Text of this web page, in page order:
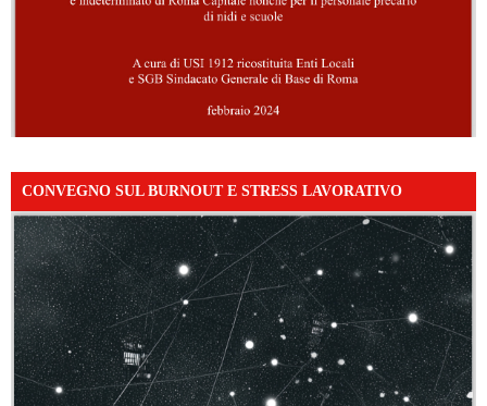
CONVEGNO SUL BURNOUT E STRESS LAVORATIVO